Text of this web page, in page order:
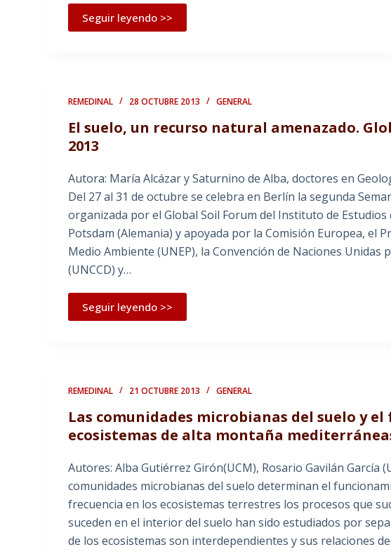
Seguir leyendo >>
REMEDINAL 28 OCTUBRE 2013 GENERAL
El suelo, un recurso natural amenazado.
2013
Autora: María Alcázar y Saturnino de Alba, doctores en
Del 27 al 31 de octubre se celebra en Berlín la segunda
organizada por el Global Soil Forum del Instituto de Estudios
Potsdam (Alemania) y apoyada por la Comisión Europea, el
Medio Ambiente (UNEP), la Convención de Naciones Unidas
(UNCCD) y…
Seguir leyendo >>
REMEDINAL 21 OCTUBRE 2013 GENERAL
Las comunidades microbianas del suelo y
ecosistemas de alta montaña
Autores: Alba Gutiérrez Girón(UCM), Rosario Gavilán García
comunidades microbianas del suelo determinan el
frecuencia en los ecosistemas terrestres los procesos que
suceden en el interior del suelo han sido estudiados por
de los ecosistemas son interdependientes y sus relaciones